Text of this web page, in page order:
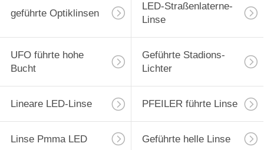
geführte Optiklinsen
LED-Straßenlaterne-
Linse
UFO führte hohe
Bucht
Geführte Stadions-
Lichter
Lineare LED-Linse PFEILER führte Linse
Linse Pmma LED Geführte helle Linse